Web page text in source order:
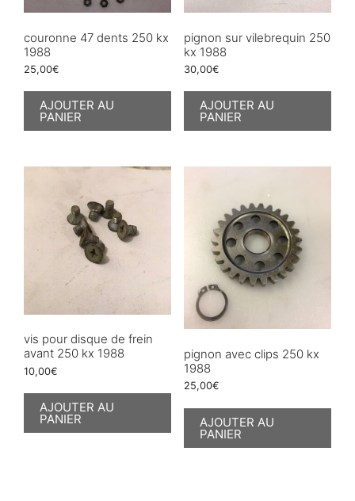
couronne 47 dents 250 kx
1988
25,00€
AJOUTER AU
PANIER
pignon sur vilebrequin 250
kx 1988
30,00€
AJOUTER AU
PANIER
vis pour disque de frein
avant 250 kx 1988
10,00€
AJOUTER AU
PANIER
pignon avec clips 250 kx
1988
25,00€
AJOUTER AU
PANIER